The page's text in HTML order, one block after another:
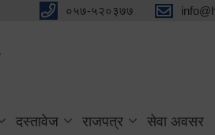
०५७-५२०३७७
दस्तावेज राजपत्र सेवा अवसर